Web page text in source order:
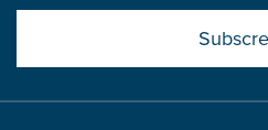
boostrap
col